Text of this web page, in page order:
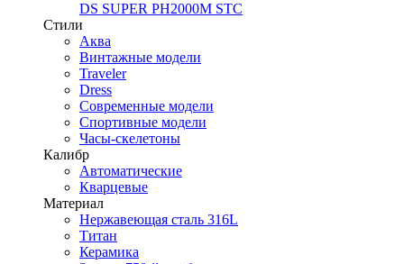
DS SUPER PH2000M STC
Стили
Аква
Винтажные модели
Traveler
Dress
Современные модели
Спортивные модели
Часы-скелетоны
Калибр
Автоматические
Кварцевые
Материал
Нержавеющая сталь 316L
Титан
Керамика